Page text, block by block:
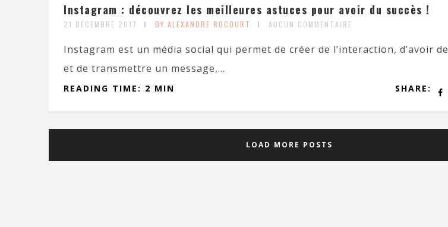
Instagram : découvrez les meilleures astuces pour avoir du succès !
21 DÉCEMBRE 2017 BY ALEXANDRE ROCOURT AUCUN COMMENTAIRE
Instagram est un média social qui permet de créer de l’interaction, d’avoir
et de transmettre un message,...
SHARE:
READING TIME: 2 MIN
LOAD MORE POSTS